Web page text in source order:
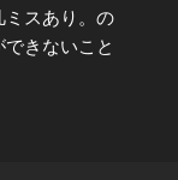
ミスあり。の
きないこと